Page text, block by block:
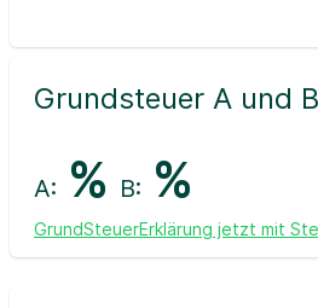
Grundsteuer A und B
A: % B: %
GrundSteuerErklärung jetzt mit